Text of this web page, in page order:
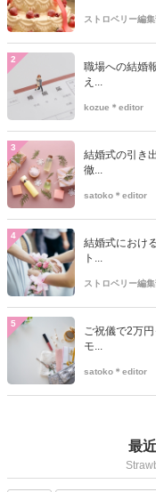
ストロベリー編
2
職場への結婚
え...
kozue＊editor
3
結婚式の引き
徹...
satoko＊editor
4
結婚式におけ
ト...
ストロベリー編
5
ご祝儀で2万
モ...
satoko＊editor
最